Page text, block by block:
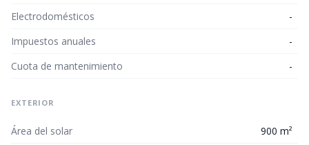
Electrodomésticos
-
Impuestos anuales
-
Cuota de mantenimiento
-
EXTERIOR
Área del solar
900 m²